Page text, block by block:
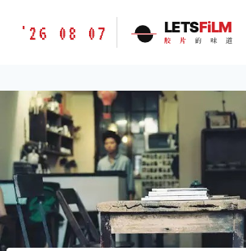
胶
味
道
LETSFILM
'26 08 07 LETSFiLM
胶 片 的 味 道